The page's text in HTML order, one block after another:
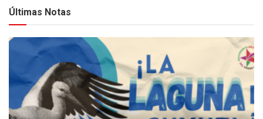
Últimas Notas